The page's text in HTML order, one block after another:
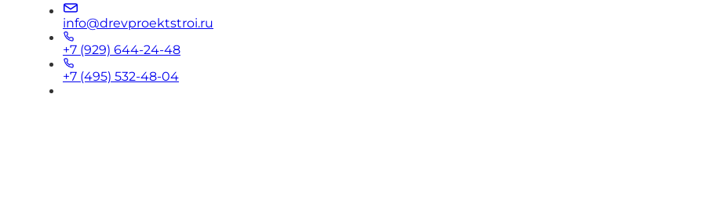
info@drevproektstroi.ru
+7 (929) 644-24-48
+7 (495) 532-48-04